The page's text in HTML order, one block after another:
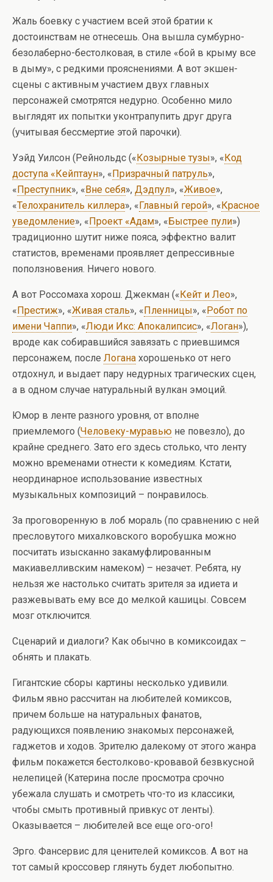
Жаль боевку с участием всей этой братии к
достоинствам не отнесешь. Она вышла сумбурно-
безолаберно-бестолковая, в стиле «бой в крыму все
в дыму», с редкими прояснениями. А вот экшен-
сцены с активным участием двух главных
персонажей смотрятся недурно. Особенно мило
выглядят их попытки уконтрапупить друг друга
(учитывая бессмертие этой парочки).
Уэйд Уилсон (Рейнольдс (« Козырные тузы», « Код
доступа «Кейптаун», « Призрачный патруль»,
« Преступник», « Вне себя», Дэдпул», «Живое»,
«Телохранитель киллера», « Главный герой», « Красное
уведомление», « Проект «Адам», « Быстрее пули»)
традиционно шутит ниже пояса, эффектно валит
статистов, временами проявляет депрессивные
поползновения. Ничего нового.
А вот Россомаха хорош. Джекман (« Кейт и Лео»,
« Престиж», «Живая сталь», « Пленницы», « Робот по
имени Чаппи», «Люди Икс: Апокалипсис», «Логан»),
вроде как собиравшийся завязать с приевшимся
персонажем, после Логана хорошенько от него
отдохнул, и выдает пару недурных трагических сцен,
а в одном случае натуральный вулкан эмоций.
Юмор в ленте разного уровня, от вполне
приемлемого (Человеку-муравью не повезло), до
крайне среднего. Зато его здесь столько, что ленту
можно временами отнести к комедиям. Кстати,
неординарное использование известных
музыкальных композиций – понравилось.
За проговоренную в лоб мораль (по сравнению с ней
пресловутого михалковского воробушка можно
посчитать изысканно закамуфлированным
макиавелливским намеком) – незачет. Ребята, ну
нельзя же настолько считать зрителя за идиета и
разжевывать ему все до мелкой кашицы. Совсем
мозг отключится.
Сценарий и диалоги? Как обычно в комиксоидах –
обнять и плакать.
Гигантские сборы картины несколько удивили.
Фильм явно рассчитан на любителей комиксов,
причем больше на натуральных фанатов,
радующихся появлению знакомых персонажей,
гаджетов и ходов. Зрителю далекому от этого жанра
фильм покажется бестолково-кровавой безвкусной
нелепицей (Катерина после просмотра срочно
убежала слушать и смотреть что-то из классики,
чтобы смыть противный привкус от ленты).
Оказывается – любителей все еще ого-ого!
Эрго. Фансервис для ценителей комиксов. А вот на
тот самый кроссовер глянуть будет любопытно.